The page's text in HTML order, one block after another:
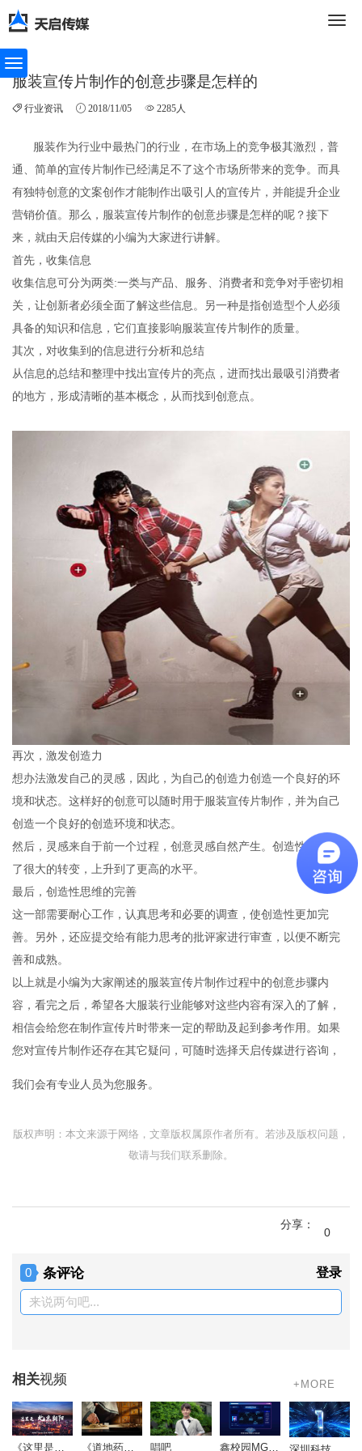
导
服装宣传片制作的创意步骤是怎样的
行业资讯 2018/11/05 2285人
服装作为行业中最热门的行业，在市场上的竞争极其激烈，普
通、简单的宣传片制作已经满足不了这个市场所带来的竞争。而具
有独特创意的文案创作才能制作出吸引人的宣传片，并能提升企业
营销价值。那么，服装宣传片制作的创意步骤是怎样的呢？接下
来，就由天启传媒的小编为大家进行讲解。
首先，收集信息
收集信息可分为两类:一类与产品、服务、消费者和竞争对手密切相
关，让创新者必须全面了解这些信息。另一种是指创造型个人必须
具备的知识和信息，它们直接影响服装宣传片制作的质量。
其次，对收集到的信息进行分析和总结
从信息的总结和整理中找出宣传片的亮点，进而找出最吸引消费者
的地方，形成清晰的基本概念，从而找到创意点。
再次，激发创造力
想办法激发自己的灵感，因此，为自己的创造力创造一个良好的环
境和状态。这样好的创意可以随时用于服装宣传片制作，并为自己
创造一个良好的创造环境和状态。
然后，灵感来自于前一个过程，创意灵感自然产生。创造性思维有
了很大的转变，上升到了更高的水平。
最后，创造性思维的完善
这一部需要耐心工作，认真思考和必要的调查，使创造性更加完
善。另外，还应提交给有能力思考的批评家进行审查，以便不断完
善和成熟。
以上就是小编为大家阐述的服装宣传片制作过程中的创意步骤内
容，看完之后，希望各大服装行业能够对这些内容有深入的了解，
相信会给您在制作宣传片时带来一定的帮助及起到参考作用。如果
您对宣传片制作还存在其它疑问，可随时选择天启传媒进行咨询，
我们会有专业人员为您服务。
版权声明：本文来源于网络，文章版权属原作者所有。若涉及版权问题，
敬请与我们联系删除。
0
分享：
0 条评论 登录
来说两句吧...
相关视频 +MORE
《这里是北京朝阳》 《道地药心》同仁堂药材参茸宣传片 唱吧 鑫校园MG动画